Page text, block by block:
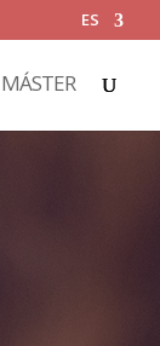
ES
MÁSTER